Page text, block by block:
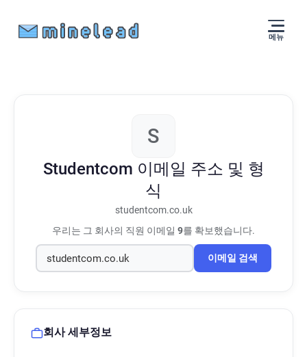
메뉴
S
Studentcom 이메일 주소 및 형
식
studentcom.co.uk
우리는 그 회사의 직원 이메일 9를 확보했습니다.
이메일 검색
회사 세부정보